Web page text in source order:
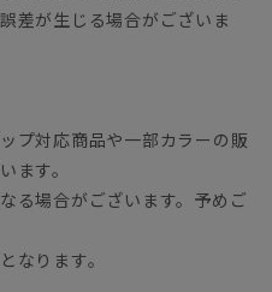
差が生じる場合がございま
プ対応商品や一部カラーの販
ます。
る場合がございます。予めご
なります。